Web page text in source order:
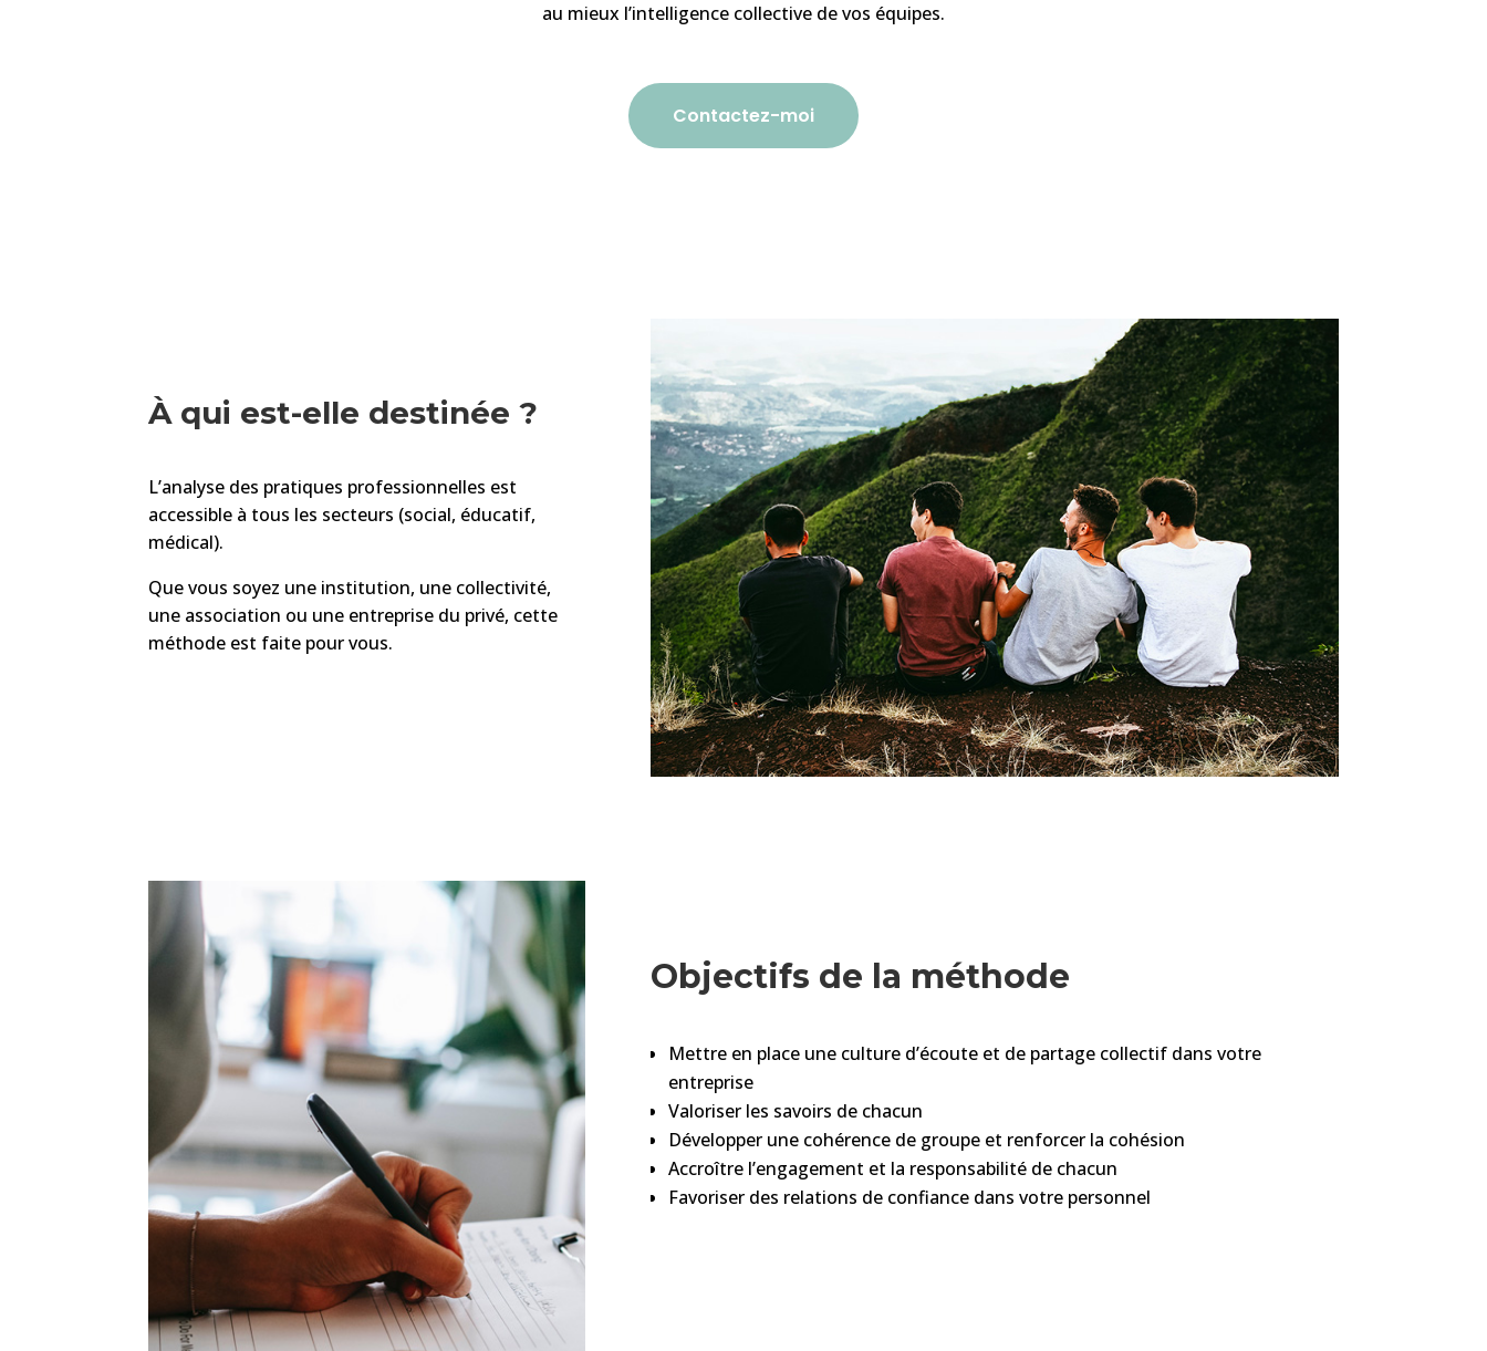
au mieux l’intelligence collective de vos équipes.
Contactez-moi
À qui est-elle destinée ?
L’analyse des pratiques professionnelles est
accessible à tous les secteurs (social, éducatif,
médical).
Que vous soyez une institution, une collectivité,
une association ou une entreprise du privé, cette
méthode est faite pour vous.
Objectifs de la méthode
Mettre en place une culture d’écoute et de partage collectif dans votre
entreprise
Valoriser les savoirs de chacun
Développer une cohérence de groupe et renforcer la cohésion
Accroître l’engagement et la responsabilité de chacun
Favoriser des relations de confiance dans votre personnel